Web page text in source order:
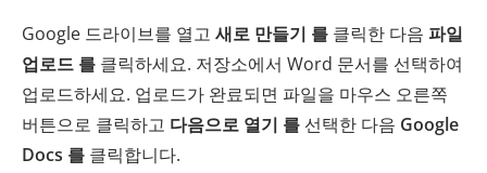
Google 드라이브를 열고 새로 만들기 를 클릭한 다음 파일
업로드 를 클릭하세요. 저장소에서 Word 문서를 선택하여
업로드하세요. 업로드가 완료되면 파일을 마우스 오른쪽
버튼으로 클릭하고 다음으로 열기 를 선택한 다음 Google
Docs 를 클릭합니다.